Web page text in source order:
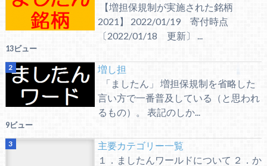
【増担保規制が実施された銘柄
2021】 2022/01/19 寄付時点
〔2022/01/18 更新〕 ...
13ビュー
増し担
「ましたん」 増担保規制を省略した
言い方で一番普及している（と思われ
るもの）。 表記のしか...
9ビュー
主要カテゴリー一覧
１．ましたんワールドについて ２．か